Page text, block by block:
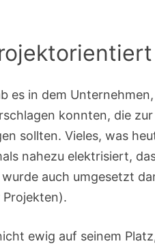
es in dem
konnten, die
sollten. Vieles, was
nahezu elektrisiert,
auch umgesetzt
Projekten).
ewig auf seinem